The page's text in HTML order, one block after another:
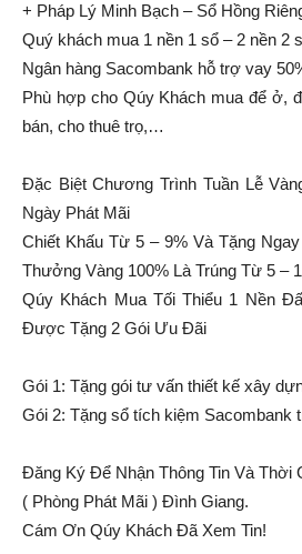
+ Pháp Lý Minh Bạch – Sổ Hồng
Quý khách mua 1 nền 1 sổ – 2 nền 2
Ngân hàng Sacombank hỗ trợ vay
Phù hợp cho Qúy Khách mua để ở,
bán, cho thuê trọ,…
Đặc Biệt Chương Trình Tuần Lễ
Ngày Phát Mãi
Chiết Khấu Từ 5 – 9% Và Tặng
Thưởng Vàng 100% Là Trúng Từ 5 –
Qúy Khách Mua Tối Thiểu 1 Nền
Được Tặng 2 Gói Ưu Đãi
Gói 1: Tặng gói tư vấn thiết kế xây
Gói 2: Tặng sổ tích kiệm Sacombank
Đăng Ký Để Nhận Thông Tin Và Thời
( Phòng Phát Mãi ) Đình Giang.
Cám Ơn Qúy Khách Đã Xem Tin!